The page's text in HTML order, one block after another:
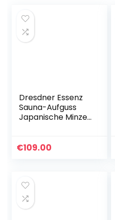
Dresdner Essenz
Sauna-Aufguss
Japanische Minze
Sauna mit Minzöl –
Eukalyptusöl und
Orangenöl –
Vegan – 250ml
€109.00